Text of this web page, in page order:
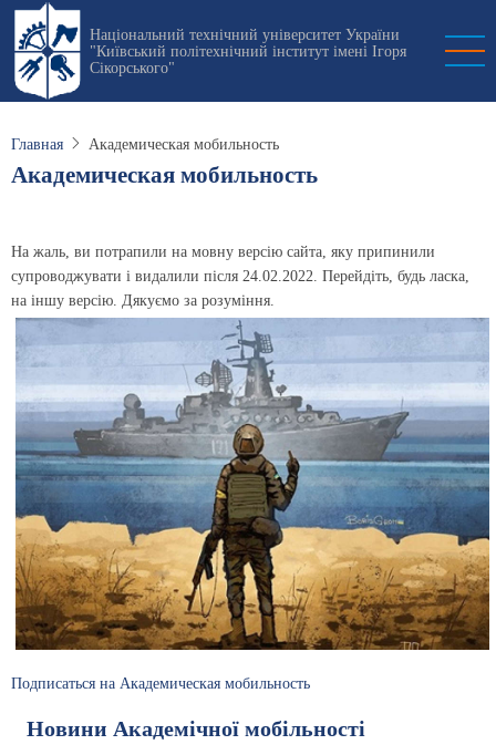
Перейти
основному
содержанию
Національний технічний університет України
"Київський політехнічний інститут імені Ігоря
Сікорського"
Главная Академическая мобильность
Академическая мобильность
На жаль, ви потрапили на мовну версію сайта, яку припинили
супроводжувати і видалили після 24.02.2022. Перейдіть, будь ласка,
на іншу версію. Дякуємо за розуміння.
Подписаться на Академическая мобильность
Новини Академічної мобільності